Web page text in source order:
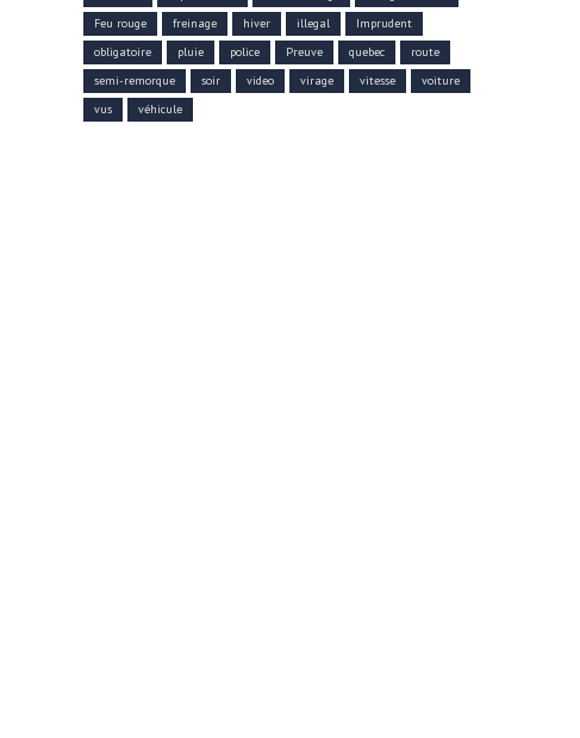
Feu rouge
freinage hiver illegal
Imprudent
obligatoire
pluie police Preuve quebec
route
semi-remorque
soir video virage vitesse
voiture
vus
véhicule